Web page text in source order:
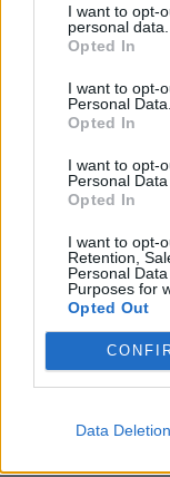
I want to opt-
personal data.
Opted In
I want to opt-
Personal Data.
Opted In
I want to opt-
Personal
Opted In
I want to opt-
Retention,
Personal
Purposes for
Opted Out
Data Deletion